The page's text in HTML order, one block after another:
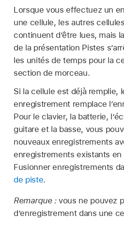
Lorsque vous effectuez un
une cellule, les autres
continuent d’être lues, mais
de la présentation Pistes
les unités de temps pour la
section de morceau.
Si la cellule est déjà remplie,
enregistrement remplace
Pour le clavier, la batterie,
guitare et la basse, vous
nouveaux enregistrements
enregistrements existants en
Fusionner enregistrements
de piste.
Remarque :vous ne pouvez
d’enregistrement dans une